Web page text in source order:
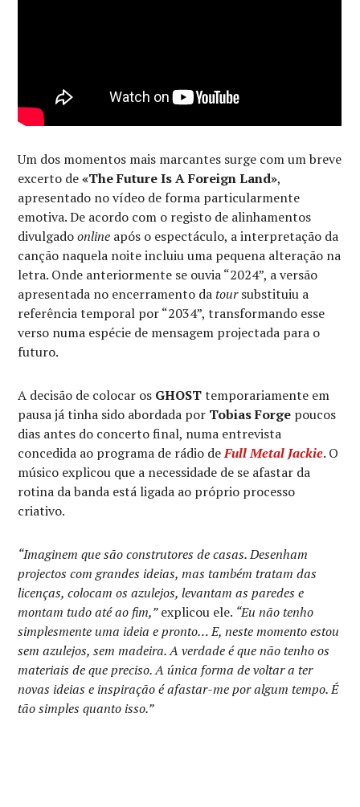
Um dos momentos mais marcantes surge com um breve
excerto de«The Future Is A Foreign Land»,
apresentado no vídeo de forma particularmente
emotiva. De acordo com o registo de alinhamentos
divulgadoonline após o espectáculo, a interpretação da
canção naquela noite incluiu uma pequena alteração na
letra. Onde anteriormente se ouvia “2024”, a versão
apresentada no encerramento datoursubstituiu a
referência temporal por “2034”, transformando esse
verso numa espécie de mensagem projectada para o
futuro.
A decisão de colocar os GHOSTtemporariamente em
pausa já tinha sido abordada por Tobias Forge poucos
dias antes do concerto final, numa entrevista
concedida ao programa de rádio deFull Metal Jackie. O
músico explicou que a necessidade de se afastar da
rotina da banda está ligada ao próprio processo
criativo.
“Imaginem que são construtores de casas. Desenham
projectos com grandes ideias, mas também tratam das
licenças, colocam os azulejos, levantam as paredes e
montam tudo até ao fim,”explicou ele. “Eu não tenho
simplesmente uma ideia e pronto… E, neste momento estou
sem azulejos, sem madeira. A verdade é que não tenho os
materiais de que preciso. A única forma de voltar a ter
novas ideias e inspiração é afastar-me por algum tempo. É
tão simples quanto isso.”